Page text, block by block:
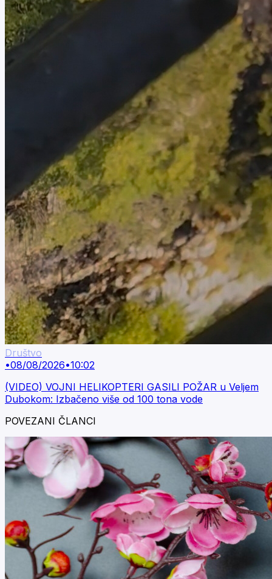
Društvo
•08/08/2026•10:02
(VIDEO) VOJNI HELIKOPTERI GASILI POŽAR u Veljem
Dubokom: Izbačeno više od 100 tona vode
POVEZANI ČLANCI